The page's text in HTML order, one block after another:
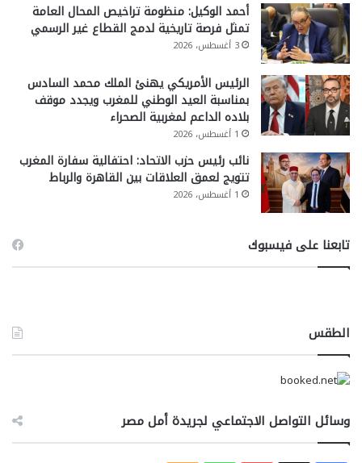
أحمد الوكيل: منظومة تراخيص المحال العامة
تمثل فرصة تاريخية لدمج القطاع غير الرسمي
3 أغسطس، 2026
الرئيس الأمريكي يهنئ الملك محمد السادس
بمناسبة العيد الوطني للمغرب ويجدد موقف
بلاده الداعم لمغربية الصحراء
1 أغسطس، 2026
نائب رئيس حزب الاتحاد: احتفالية سفارة المغرب
تتويج لعمق العلاقات بين القاهرة والرباط
1 أغسطس، 2026
تابعنا على فيسبوك
الطقس
وسائل التواصل الاجتماعي لجريدة أمل مصر